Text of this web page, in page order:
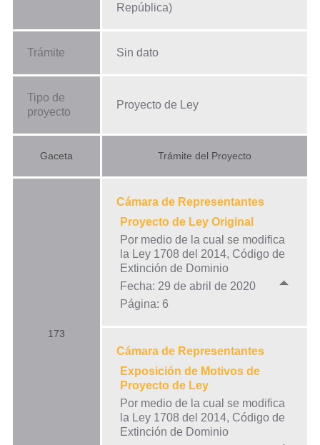
República)
Trámite Sin dato
Tipo de
proyecto
Proyecto de Ley
Gaceta Trámite del Proyecto
173
Cámara de Representantes
Proyecto de Ley Original
Por medio de la cual se modifica
la Ley 1708 del 2014, Código de
Extinción de Dominio
Fecha: 29 de abril de 2020
Página: 6
Cámara de Representantes
Exposición de Motivos de
Proyecto de Ley
Por medio de la cual se modifica
la Ley 1708 del 2014, Código de
Extinción de Dominio